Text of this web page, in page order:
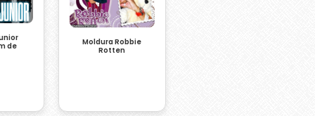
de
Moldura Robbie
Rotten